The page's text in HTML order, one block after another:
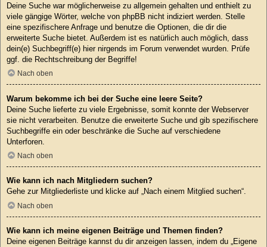
Deine Suche war möglicherweise zu allgemein gehalten und enthielt zu
viele gängige Wörter, welche von phpBB nicht indiziert werden. Stelle
eine spezifischere Anfrage und benutze die Optionen, die dir die
erweiterte Suche bietet. Außerdem ist es natürlich auch möglich, dass
dein(e) Suchbegriff(e) hier nirgends im Forum verwendet wurden. Prüfe
ggf. die Rechtschreibung der Begriffe!
Nach oben
Warum bekomme ich bei der Suche eine leere Seite?
Deine Suche lieferte zu viele Ergebnisse, somit konnte der Webserver
sie nicht verarbeiten. Benutze die erweiterte Suche und gib spezifischere
Suchbegriffe ein oder beschränke die Suche auf verschiedene
Unterforen.
Nach oben
Wie kann ich nach Mitgliedern suchen?
Gehe zur Mitgliederliste und klicke auf „Nach einem Mitglied suchen“.
Nach oben
Wie kann ich meine eigenen Beiträge und Themen finden?
Deine eigenen Beiträge kannst du dir anzeigen lassen, indem du „Eigene